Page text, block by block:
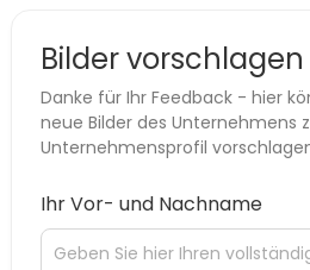
Bilder vorschlagen
Danke für Ihr Feedback - hier
neue Bilder des Unternehmens
Unternehmensprofil
Ihr Vor- und Nachname